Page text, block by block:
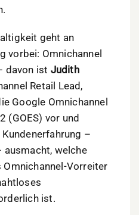
geht an
vorbei: Omnichannel
davon ist Judith
Retail Lead,
Google Omnichannel
(GOES) vor und
–
welche
Vorreiter
ist.